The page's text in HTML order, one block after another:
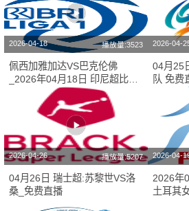
2026-04-18 播放量:3523
佩西加雅加达VS巴克伦佛
_2026年04月18日 印尼超比赛
2026-04-
04月25
队 免费
2026-04-26 播放量:5207
04月26日 瑞士超:苏黎世VS洛
桑_免费直播
2026-04-
2026年
土耳其